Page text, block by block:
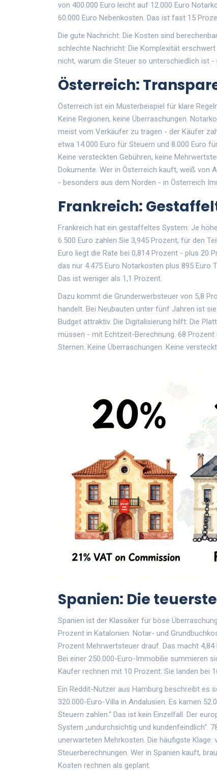
von 400.000 Euro leicht auf 12.000 Euro
60.000 Euro Nebenkosten. Das ist fast 15
Die gute Nachricht: Die Kosten sind
schlechte Nachricht: Die Komplexität
nicht, warum die Steuer so unterschiedlich ist
Österreich:
Österreich ist ein Musterbeispiel für klare
Keine Regionen, keine Überraschungen.
meist vom Verkäufer zu tragen - der Käufer
etwa 14.000 Euro für Steuern und 8.000 Euro
Keine versteckten Gebühren, keine
Dokumente. Wer in Österreich kauft, weiß von
- besonders aus dem Norden - in Österreich
Frankreich:
Frankreich hat ein gestaffeltes System: Je
6.500 Euro zahlen Sie 3,945 Prozent, für den
Euro liegt die Rate bei 0,814 Prozent - plus 20
das nur 4.475 Euro Notarkosten plus 895 Euro
Das ist weniger als 1,1 Prozent.
Dazu kommt die Grunderwerbsteuer von 5,8
handelt. Bei Neubauten unter fünf Jahren ist
Budget attraktiv. Die Digitalisierung hilft: Die
müssen - mit Echtzeit-Berechnung. 68
Sternen. Keine Überraschungen. Keine
Spanien: Die
Spanien ist der Klassiker für böse
Prozent in Katalonien. Notar- und
Prozent Mehrwertsteuer drauf. Das macht
Bei einer 250.000-Euro-Immobilie summieren
Käufer rechnen mit 10 Prozent. Sie landen bei
Ein Reddit-Nutzer aus Hamburg beschreibt es
320.000-Euro-Villa in Andalusien. Es kamen
Steuern zahlen.“ Das ist kein Einzelfall. Der
System „undurchsichtig und kundenfeindlich“.
unerwarteten Mehrkosten. Die häufigste
Steuerberechnungen. Wer in Spanien kauft,
Kosten rechnen als geplant.